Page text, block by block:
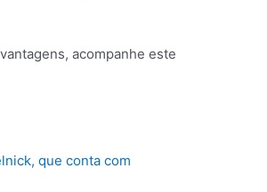
acompanhe este
que conta com